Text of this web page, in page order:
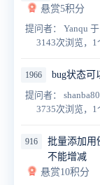
悬赏5积分
提问者： Yanqu
3143次浏览，1
1966 bug状态可
提问者：
3735次浏览，1
916
批量添加用
不能增减
悬赏10积分